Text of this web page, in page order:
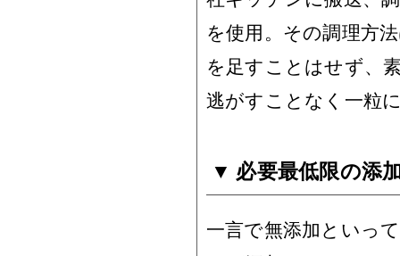
を使用。その調理方
を足すことはせず、
逃がすことなく一粒
必要最低限の添
一言で無添加といっ